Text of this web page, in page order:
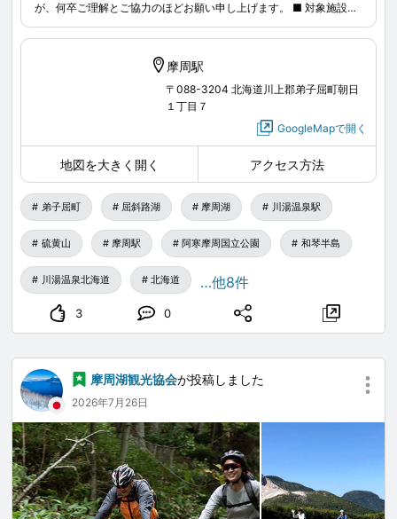
2026年7月28日(火) 8時〜17時
www.masyuko.or.jp...
が、何卒ご理解とご協力のほどお願い申し上げます。 ■ 対象施設
JR摩周駅足湯「ぽっぽ湯」 ■ 利用休止日時 2026年7月28日(火) 8
時〜17時
摩周駅
〒088-3204 北海道川上郡弟子屈町朝日
１丁目７
GoogleMapで開く
地図を大きく開く アクセス方法
弟子屈町 屈斜路湖 摩周湖 川湯温泉駅
硫黄山 摩周駅 阿寒摩周国立公園 和琴半島
川湯温泉北海道 北海道 …他8件
3 0
摩周湖観光協会が投稿しました
2026年7月26日